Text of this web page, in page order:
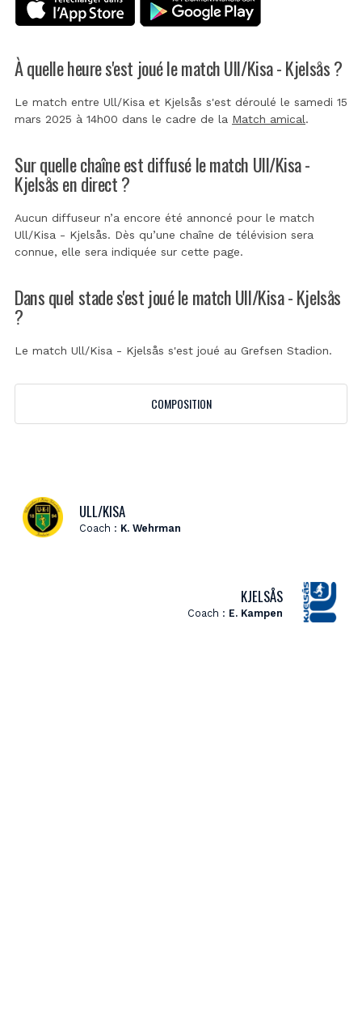
À quelle heure s'est joué le match Ull/Kisa - Kjelsås ?
Le match entre Ull/Kisa et Kjelsås s'est déroulé le samedi 15
mars 2025 à 14h00 dans le cadre de la Match amical.
Sur quelle chaîne est diffusé le match Ull/Kisa -
Kjelsås en direct ?
Aucun diffuseur n’a encore été annoncé pour le match
Ull/Kisa - Kjelsås. Dès qu’une chaîne de télévision sera
connue, elle sera indiquée sur cette page.
Dans quel stade s'est joué le match Ull/Kisa - Kjelsås
?
Le match Ull/Kisa - Kjelsås s'est joué au Grefsen Stadion.
COMPOSITION
ULL/KISA
Coach : K. Wehrman
KJELSÅS
Coach : E. Kampen